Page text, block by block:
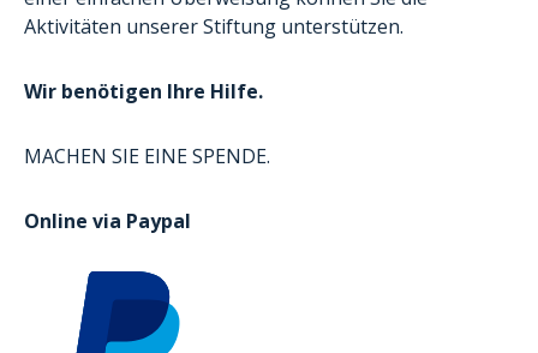
Aktivitäten unserer Stiftung unterstützen.
Wir benötigen Ihre Hilfe.
MACHEN SIE EINE SPENDE.
Online via Paypal